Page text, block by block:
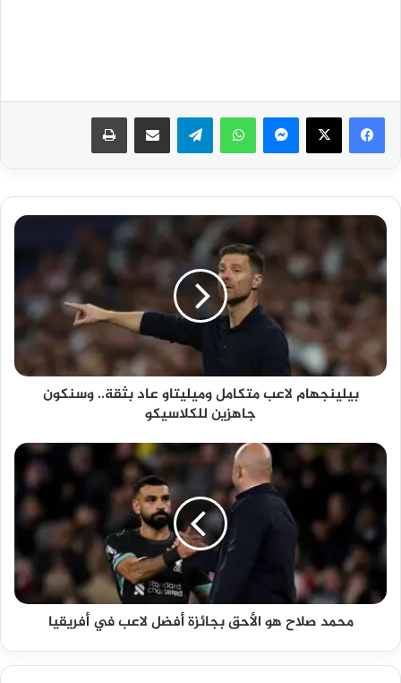
فيسبوك ‫X ماسنجر واتساب تيلقرام مشاركة عبر البريد طباعة
بيلينجهام
متكامل
وميليتاو
عاد
بثقة..
وسنكون
جاهزين
للكلاسيكو
بيلينجهام لاعب متكامل وميليتاو عاد بثقة.. وسنكون
جاهزين للكلاسيكو
محمد
هو
الأحق
بجائزة
أفضل
لاعب
أفريقيا
محمد صلاح هو الأحق بجائزة أفضل لاعب في أفريقيا